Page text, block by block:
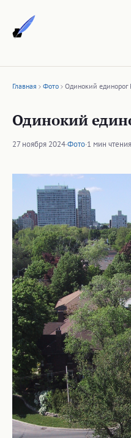
содержимому
Главная Фото Одинокий единорог
Одинокий
27 ноября 2024·Фото·1 мин чтения